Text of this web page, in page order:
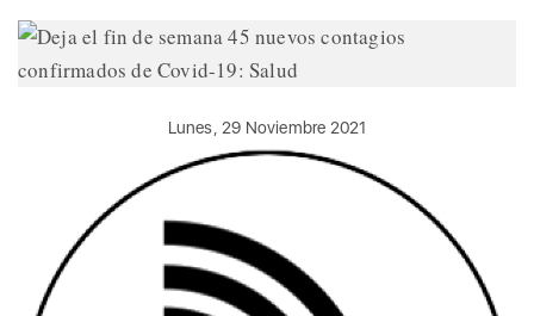
Lunes, 29 Noviembre 2021